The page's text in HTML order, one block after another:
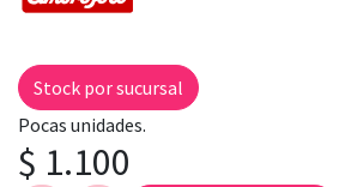
Stock por sucursal
Pocas unidades.
$ 1.100